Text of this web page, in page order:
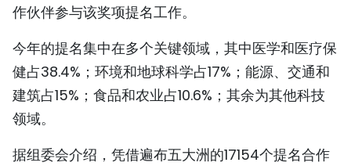
TIẾNG VIỆT
ENGLISH
作伙伴参与该奖项提名工作。
今年的提名集中在多个关键领域，其中医学和医疗保
健占38.4%；环境和地球科学占17%；能源、交通和
建筑占15%；食品和农业占10.6%；其余为其他科技
领域。
据组委会介绍，凭借遍布五大洲的17154个提名合作